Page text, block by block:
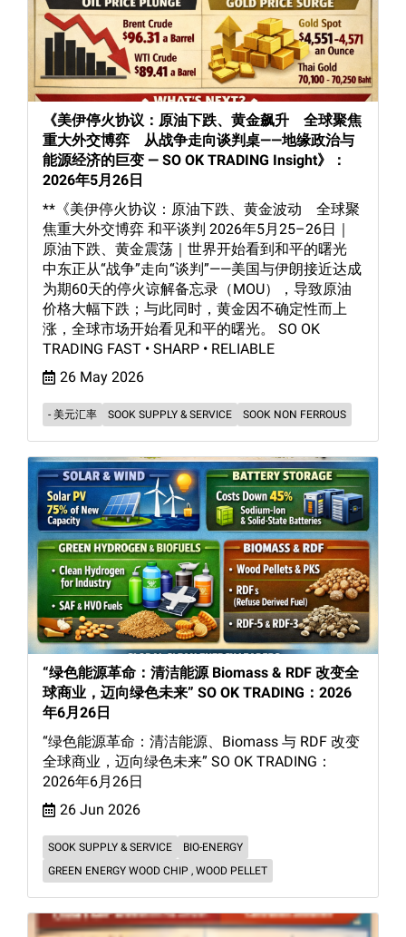
《美伊停火协议：原油下跌、黄金飙升 全球聚焦
重大外交博弈 从战争走向谈判桌——地缘政治与
能源经济的巨变 — SO OK TRADING Insight》：
2026年5月26日
**《美伊停火协议：原油下跌、黄金波动 全球聚
焦重大外交博弈 和平谈判 2026年5月25–26日｜
原油下跌、黄金震荡｜世界开始看到和平的曙光
中东正从“战争”走向“谈判”——美国与伊朗接近达成
为期60天的停火谅解备忘录（MOU），导致原油
价格大幅下跌；与此同时，黄金因不确定性而上
涨，全球市场开始看见和平的曙光。 SO OK
TRADING FAST • SHARP • RELIABLE
26 May 2026
- 美元汇率 SOOK SUPPLY & SERVICE SOOK NON FERROUS
“绿色能源革命：清洁能源 Biomass & RDF 改变全
球商业，迈向绿色未来” SO OK TRADING：2026
年6月26日
“绿色能源革命：清洁能源、Biomass 与 RDF 改变
全球商业，迈向绿色未来” SO OK TRADING：
2026年6月26日
26 Jun 2026
SOOK SUPPLY & SERVICE
BIO-ENERGY
GREEN ENERGY WOOD CHIP , WOOD PELLET